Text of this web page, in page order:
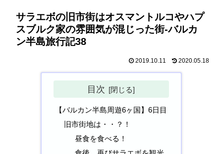
サラエボの旧市街はオスマントルコやハプ
スブルク家の雰囲気が混じった街-バルカ
ン半島旅行記38
2019.10.11 2020.05.18
目次
【バルカン半島周遊6ヶ国】6日目
旧市街地は・・？！
昼食を食べる！